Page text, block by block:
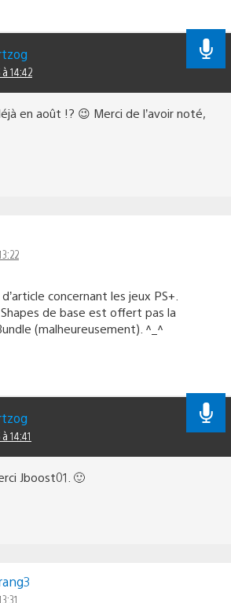
14:42
en août !? 😉 Merci de l’avoir noté,
concernant les jeux PS+.
Shapes de base est offert pas la
(malheureusement). ^_^
14:41
Jboost01. 🙂